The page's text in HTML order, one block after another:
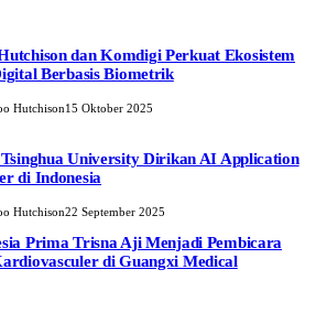
dan Komdigi Perkuat Ekosistem
Berbasis Biometrik
Hutchison15 Oktober 2025
University Dirikan AI Application
di Indonesia
Hutchison22 September 2025
Prima Trisna Aji Menjadi Pembicara
di Guangxi Medical